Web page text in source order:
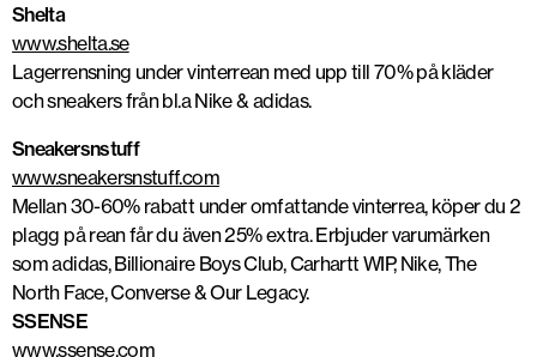
Shelta
www.shelta.se
Lagerrensning under vinterrean med upp till 70% på kläder
och sneakers från bl.a Nike & adidas.
Sneakersnstuff
www.sneakersnstuff.com
Mellan 30-60% rabatt under omfattande vinterrea, köper du 2
plagg på rean får du även 25% extra. Erbjuder varumärken
som adidas, Billionaire Boys Club, Carhartt WIP, Nike, The
North Face, Converse & Our Legacy.
SSENSE
www.ssense.com